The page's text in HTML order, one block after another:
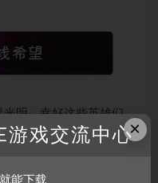
明，幸好这些英雄们
首领，你要挑战命运
×
游戏交流中心
能下载